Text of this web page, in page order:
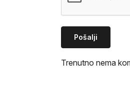
Pošalji
Trenutno nema